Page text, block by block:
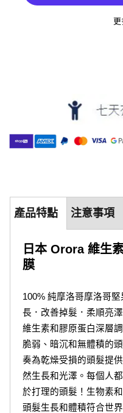
更
產品特點 注意事項
日本 Orora 維生
膜
100% 純摩洛哥摩洛哥
長．改善掉髮．柔順亮澤
維生素和膠原蛋白深層
脆弱、暗沉和無體積的
奏為乾燥受損的頭髮提
然生長和光澤。每個人
於打理的頭髮！生物素
頭髮生長和體積符合世